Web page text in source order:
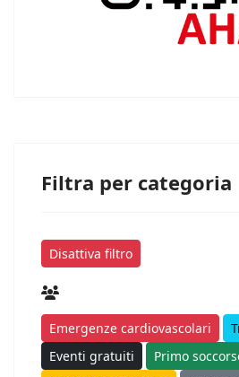
Filtra per categoria
Disattiva filtro
Emergenze cardiovascolari
Eventi gratuiti
Primo